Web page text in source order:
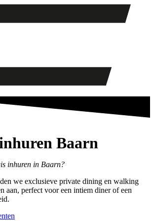
Baarn
inhuren in Baarn?
we exclusieve private dining en walking
aan, perfect voor een intiem diner of een